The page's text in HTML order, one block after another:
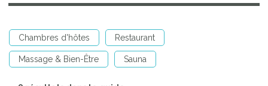
Chambres d'hôtes Restaurant
Massage & Bien-Être Sauna